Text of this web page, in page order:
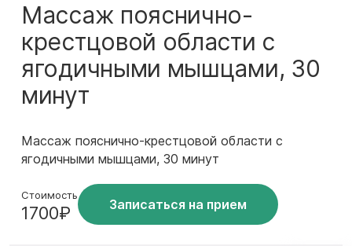
Массаж пояснично-
крестцовой области с
ягодичными мышцами, 30
минут
Массаж пояснично-крестцовой области с
ягодичными мышцами, 30 минут
Стоимость
1700₽ Записаться на прием